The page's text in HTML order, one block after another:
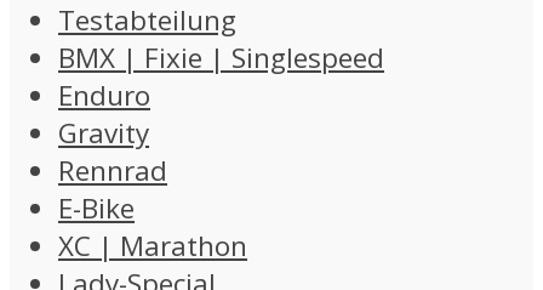
Testabteilung
BMX | Fixie | Singlespeed
Enduro
Gravity
Rennrad
E-Bike
XC | Marathon